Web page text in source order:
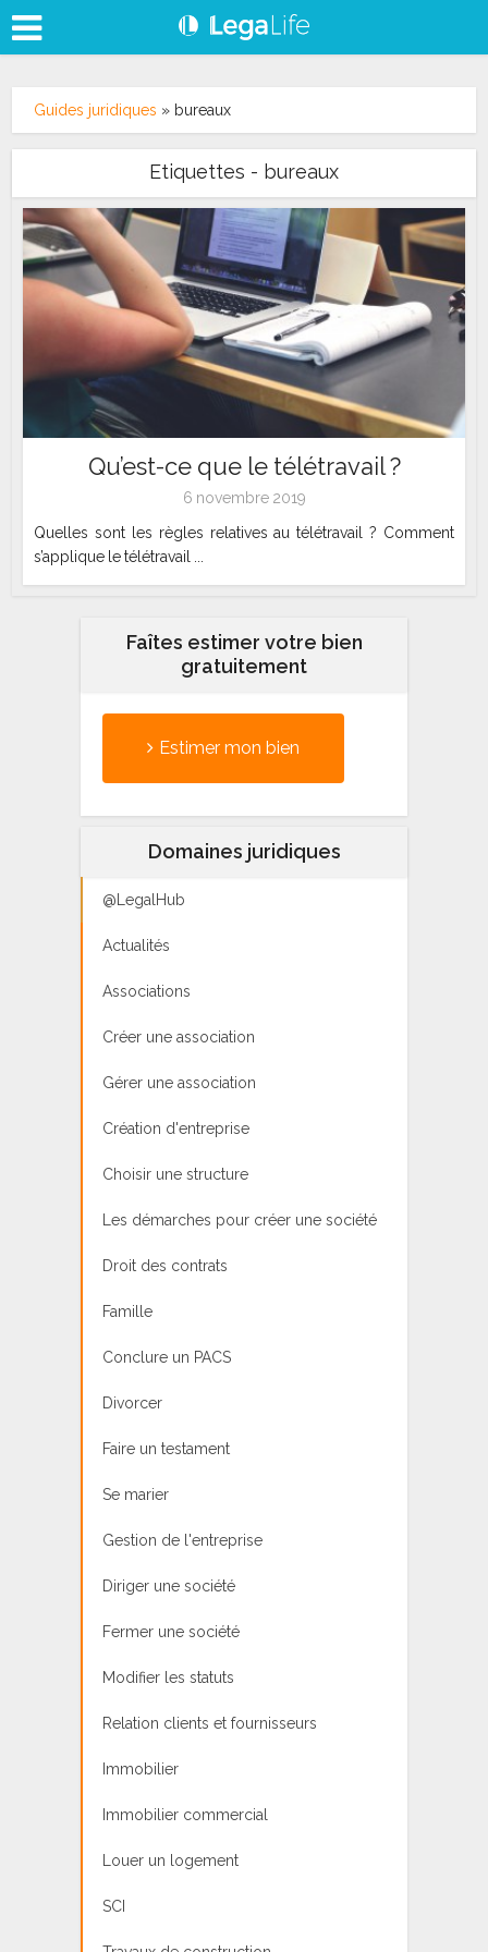
Guides juridiques » bureaux
Etiquettes - bureaux
Qu’est-ce que le télétravail ?
6 novembre 2019
Quelles sont les règles relatives au télétravail ? Comment
s’applique le télétravail ...
Faîtes estimer votre bien
gratuitement
Estimer mon bien
Domaines juridiques
@LegalHub
Actualités
Associations
Créer une association
Gérer une association
Création d'entreprise
Choisir une structure
Les démarches pour créer une société
Droit des contrats
Famille
Conclure un PACS
Divorcer
Faire un testament
Se marier
Gestion de l'entreprise
Diriger une société
Fermer une société
Modifier les statuts
Relation clients et fournisseurs
Immobilier
Immobilier commercial
Louer un logement
SCI